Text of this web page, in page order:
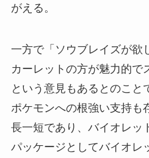
がえる。
一方で「ソウブレイズが欲
カーレットの方が魅力的で
という意見もあるとのこと
ポケモンへの根強い支持も
長一短であり、バイオレッ
パッケージとしてバイオレ